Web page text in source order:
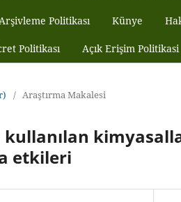
Politikası Künye
Politikası Açık Erişim Politikasi
/ Araştırma Makalesi
kullanılan
etkileri